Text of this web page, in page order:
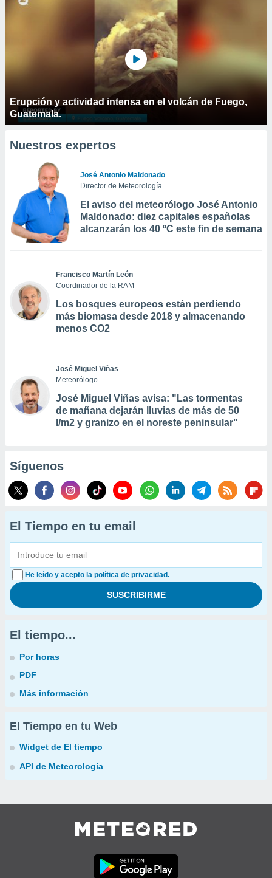
Erupción y actividad intensa en el volcán de Fuego,
Guatemala.
Nuestros expertos
José Antonio Maldonado
Director de Meteorología
El aviso del meteorólogo José Antonio
Maldonado: diez capitales españolas
alcanzarán los 40 ºC este fin de semana
Francisco Martín León
Coordinador de la RAM
Los bosques europeos están perdiendo
más biomasa desde 2018 y almacenando
menos CO2
José Miguel Viñas
Meteorólogo
José Miguel Viñas avisa: "Las tormentas
de mañana dejarán lluvias de más de 50
l/m2 y granizo en el noreste peninsular"
Síguenos
El Tiempo en tu email
He leído y acepto la política de privacidad.
El tiempo...
Por horas
PDF
Más información
El Tiempo en tu Web
Widget de El tiempo
API de Meteorología